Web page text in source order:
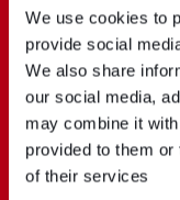
We use cookies to
provide social
We also share
our social media,
may combine it
provided to them
of their services